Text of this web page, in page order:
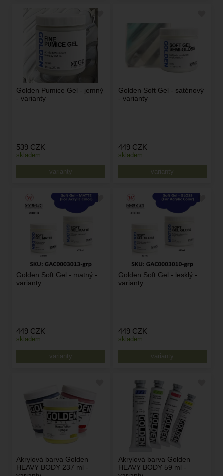
Golden Pumice Gel - jemný
- varianty
skladem
varianty
539 CZK
Golden Soft Gel - saténový
- varianty
skladem
varianty
449 CZK
Golden Soft Gel - matný -
varianty
skladem
varianty
449 CZK
Golden Soft Gel - lesklý -
varianty
skladem
varianty
449 CZK
Akrylová barva Golden
HEAVY BODY 237 ml -
Akrylová barva Golden
HEAVY BODY 59 ml -